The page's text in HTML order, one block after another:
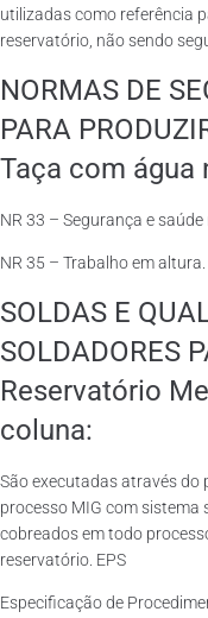
utilizadas como referência
reservatório, não sendo
NORMAS DE
PARA
Taça com água
NR 33 – Segurança e
NR 35 – Trabalho em altura.
SOLDAS E
SOLDADORES
Reservatório
coluna:
São executadas através do
processo MIG com
cobreados em todo
reservatório. EPS
Especificação de